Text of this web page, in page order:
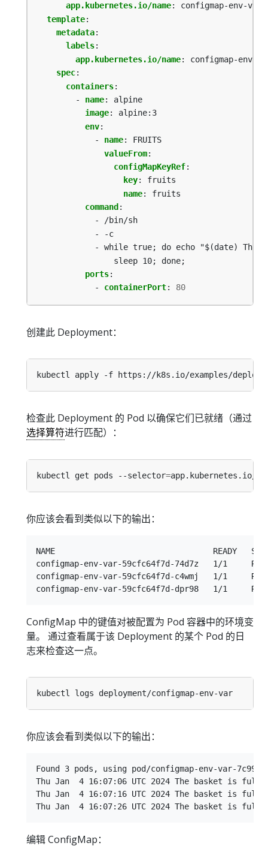
app.kubernetes.io/name:
configmap-env-var
template:
metadata:
labels:
app.kubernetes.io/name:
configmap-env-
spec:
containers:
- name:
alpine
image:
alpine:3
env:
- name:
FRUITS
valueFrom:
configMapKeyRef:
key:
fruits
name:
fruits
command :
- /bin/sh
- -c
- while true; do echo "$(date) The
sleep 10; done;
ports:
- containerPort: 80
创建此 Deployment：
检查此 Deployment 的 Pod 以确保它们已就绪（通过
选择算符进行匹配）：
kubectl get pods --selector=app.kubernetes.io/
你应该会看到类似以下的输出：
NAME                                 READY   STATUS
configmap-env-var-59cfc64f7d-74d7z   1/1
configmap-env-var-59cfc64f7d-c4wmj   1/1
ConfigMap 中的键值对被配置为 Pod 容器中的环境变
量。 通过查看属于该 Deployment 的某个 Pod 的日
志来检查这一点。
你应该会看到类似以下的输出：
Found 3 pods, using pod/configmap-env-var-
Thu Jan  4 16:07:06 UTC 2024 The basket is full
Thu Jan  4 16:07:16 UTC 2024 The basket is full
编辑 ConfigMap：